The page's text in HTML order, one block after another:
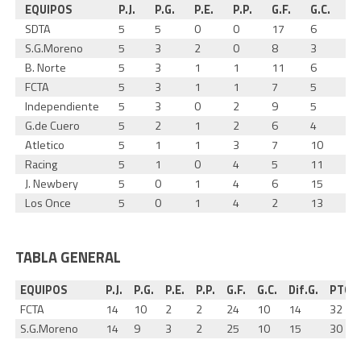
EQUIPOS P.J. P.G. P.E. P.P. G.F. G.C.
SDTA
5 5 0 0 17 6
S.G.Moreno
5 3 2 0 8 3
B. Norte
5 3 1 1 11 6
FCTA
5 3 1 1 7 5
Independiente
5 3 0 2 9 5
G.de Cuero
5 2 1 2 6 4
Atletico
5 1 1 3 7 10
Racing
5 1 0 4 5 11
J. Newbery
5 0 1 4 6 15
Los Once
5 0 1 4 2 13
TABLA GENERAL
EQUIPOS P.J. P.G. P.E. P.P. G.F. G.C. Dif.G.
FCTA
14 10 2 2 24 10 14
32
S.G.Moreno
14 9 3 2 25 10 15
30